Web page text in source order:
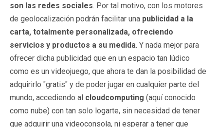
son las redes sociales. Por tal motivo, con los motores
de geolocalización podrán facilitar una publicidad a la
carta, totalmente personalizada, ofreciendo
servicios y productos a su medida. Y nada mejor para
ofrecer dicha publicidad que en un espacio tan lúdico
como es un videojuego, que ahora te dan la posibilidad de
adquirirlo "gratis" y de poder jugar en cualquier parte del
mundo, accediendo al cloudcomputing (aquí conocido
como nube) con tan solo logarte, sin necesidad de tener
que adquirir una videoconsola, ni esperar a tener que